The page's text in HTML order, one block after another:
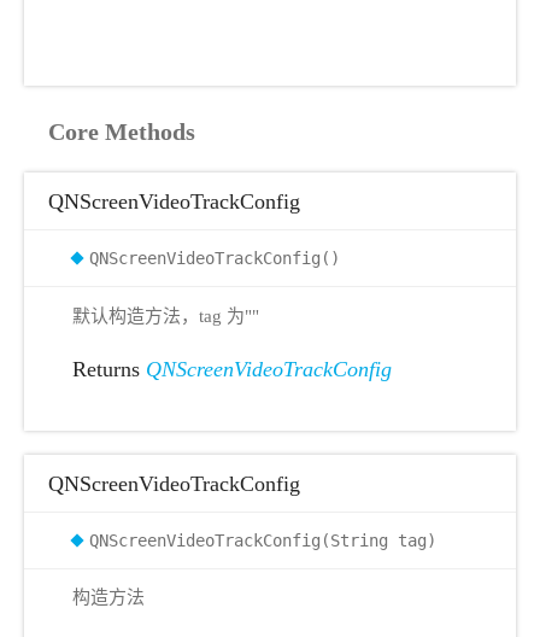
Core Methods
QNScreenVideoTrackConfig
QNScreenVideoTrackConfig()
默认构造方法，tag 为""
Returns QNScreenVideoTrackConfig
QNScreenVideoTrackConfig
QNScreenVideoTrackConfig(String tag)
构造方法